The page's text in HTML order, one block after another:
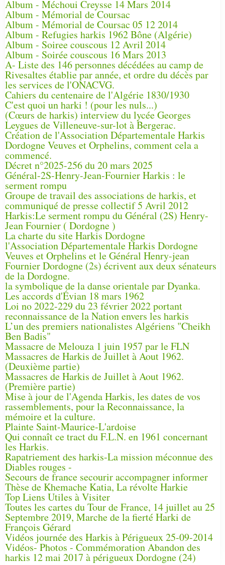
Album - Méchoui Creysse 14 Mars 2014
Album - Mémorial de Coursac
Album - Mémorial de Coursac 05 12 2014
Album - Refugies harkis 1962 Bône (Algérie)
Album - Soiree couscous 12 Avril 2014
Album - Soirée couscous 16 Mars 2013
A- Liste des 146 personnes décédées au camp de
Rivesaltes établie par année, et ordre du décès par
les services de l'ONACVG.
Cahiers du centenaire de l'Algérie 1830/1930
C'est quoi un harki ! (pour les nuls...)
(Cœurs de harkis) interview du lycée Georges
Leygues de Villeneuve-sur-lot à Bergerac.
Création de l'Association Départementale Harkis
Dordogne Veuves et Orphelins, comment cela a
commencé.
Décret n°2025-256 du 20 mars 2025
Général-2S-Henry-Jean-Fournier Harkis : le
serment rompu
Groupe de travail des associations de harkis, et
communiqué de presse collectif 5 Avril 2012
Harkis:Le serment rompu du Général (2S) Henry-
Jean Fournier ( Dordogne )
La charte du site Harkis Dordogne
l'Association Départementale Harkis Dordogne
Veuves et Orphelins et le Général Henry-jean
Fournier Dordogne (2s) écrivent aux deux sénateurs
de la Dordogne.
la symbolique de la danse orientale par Dyanka.
Les accords d'Évian 18 mars 1962
Loi no 2022-229 du 23 février 2022 portant
reconnaissance de la Nation envers les harkis
L’un des premiers nationalistes Algériens "Cheikh
Ben Badis"
Massacre de Melouza 1 juin 1957 par le FLN
Massacres de Harkis de Juillet à Aout 1962.
(Deuxième partie)
Massacres de Harkis de Juillet à Aout 1962.
(Première partie)
Mise à jour de l'Agenda Harkis, les dates de vos
rassemblements, pour la Reconnaissance, la
mémoire et la culture.
Plainte Saint-Maurice-L'ardoise
Qui connaît ce tract du F.L.N. en 1961 concernant
les Harkis.
Rapatriement des harkis-La mission méconnue des
Diables rouges -
Secours de france secourir accompagner informer
Thèse de Khemache Katia, La révolte Harkie
Top Liens Utiles à Visiter
Toutes les cartes du Tour de France, 14 juillet au 25
Septembre 2019, Marche de la fierté Harki de
François Gérard
Vidéos journée des Harkis à Périgueux 25-09-2014
Vidéos- Photos - Commémoration Abandon des
harkis 12 mai 2017 à périgueux Dordogne (24)